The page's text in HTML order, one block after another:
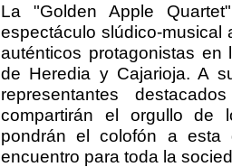
La "Golden Apple
espectáculo slúdico-
auténticos protagonistas
de Heredia y Cajarioja. A
representantes
compartirán el orgullo de
pondrán el colofón a
encuentro para toda la